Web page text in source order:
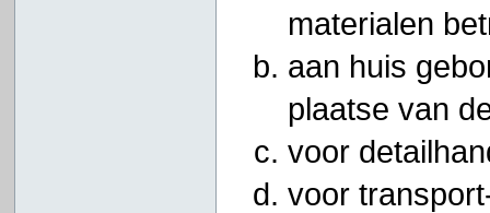
materialen
aan huis
plaatse van
voor
voor